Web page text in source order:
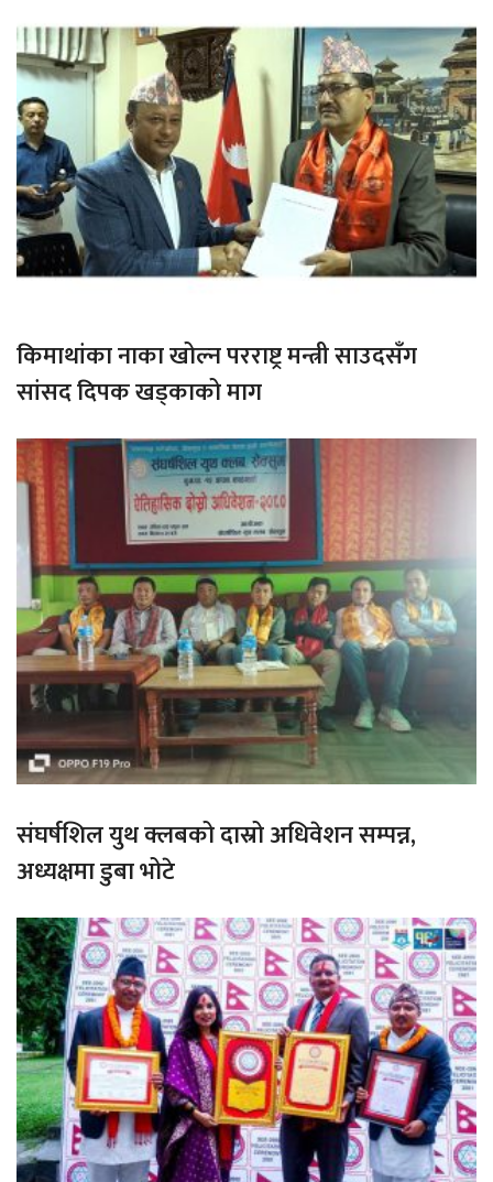
किमाथांका नाका खोल्न परराष्ट्र मन्त्री साउदसँग
सांसद दिपक खड्काको माग
संघर्षशिल युथ क्लबको दास्रो अधिवेशन सम्पन्न,
अध्यक्षमा डुबा भोटे